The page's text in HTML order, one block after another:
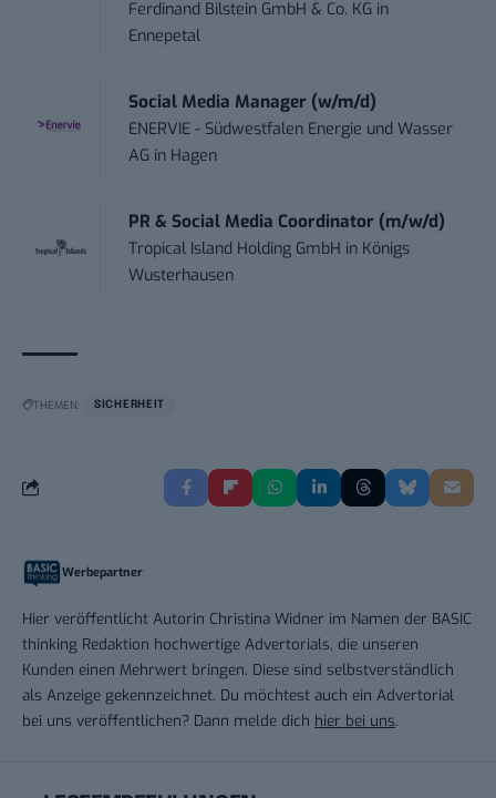
Ferdinand Bilstein GmbH & Co. KG in
Ennepetal
Social Media Manager (w/m/d)
ENERVIE - Südwestfalen Energie und Wasser
AG in Hagen
PR & Social Media Coordinator (m/w/d)
Tropical Island Holding GmbH in Königs
Wusterhausen
THEMEN: SICHERHEIT
Werbepartner
Hier veröffentlicht Autorin Christina Widner im Namen der BASIC
thinking Redaktion hochwertige Advertorials, die unseren
Kunden einen Mehrwert bringen. Diese sind selbstverständlich
als Anzeige gekennzeichnet. Du möchtest auch ein Advertorial
bei uns veröffentlichen? Dann melde dich hier bei uns.